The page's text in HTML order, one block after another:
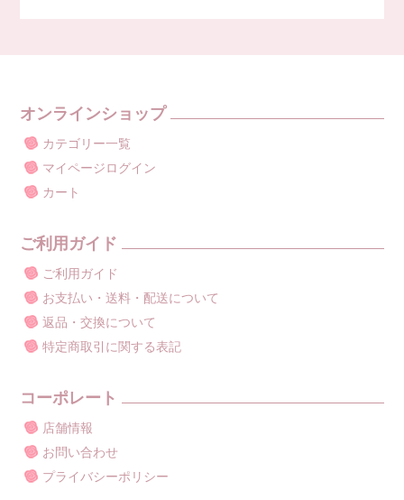
オンラインショップ
カテゴリー一覧
マイページログイン
カート
ご利用ガイド
ご利用ガイド
お支払い・送料・配送について
返品・交換について
特定商取引に関する表記
コーポレート
店舗情報
お問い合わせ
プライバシーポリシー